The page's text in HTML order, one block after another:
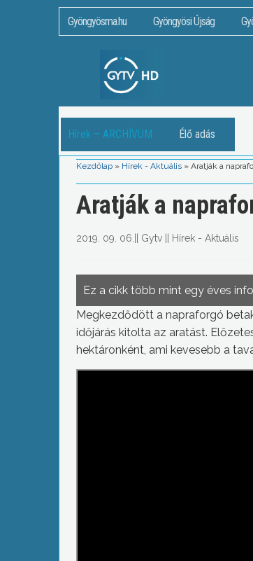
Gyöngyösma.hu Gyöngyösi Újság
Hírek – ARCHÍVUM Élő adás
Kezdőlap » Hírek - Aktuális » Aratják a
Aratják a
2019. 09. 06. Gytv Hírek - Aktuális
Ez a cikk több mint egy éves
Megkezdődött a napraforgó
időjárás kitolta az aratást.
hektáronként, ami kevesebb a